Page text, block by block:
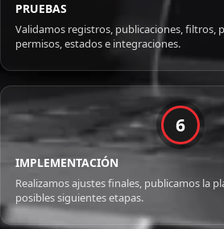
PRUEBAS
Validamos registros, publicaciones, filtros,
permisos, estados e integraciones.
6
IMPLEMENTACIÓN
Realizamos ajustes finales, publicamos la
posibles siguientes etapas.